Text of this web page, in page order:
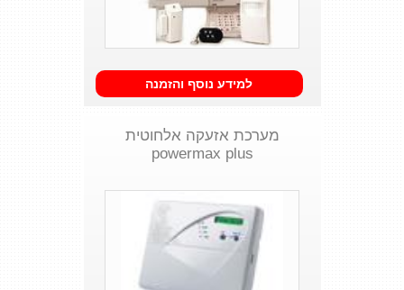
למידע נוסף והזמנה
מערכת אזעקה אלחוטית
powermax plus